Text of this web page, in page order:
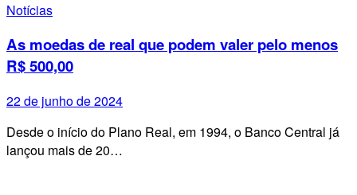
Notícias
As moedas de real que podem valer pelo menos
R$ 500,00
22 de junho de 2024
Desde o início do Plano Real, em 1994, o Banco Central já
lançou mais de 20…